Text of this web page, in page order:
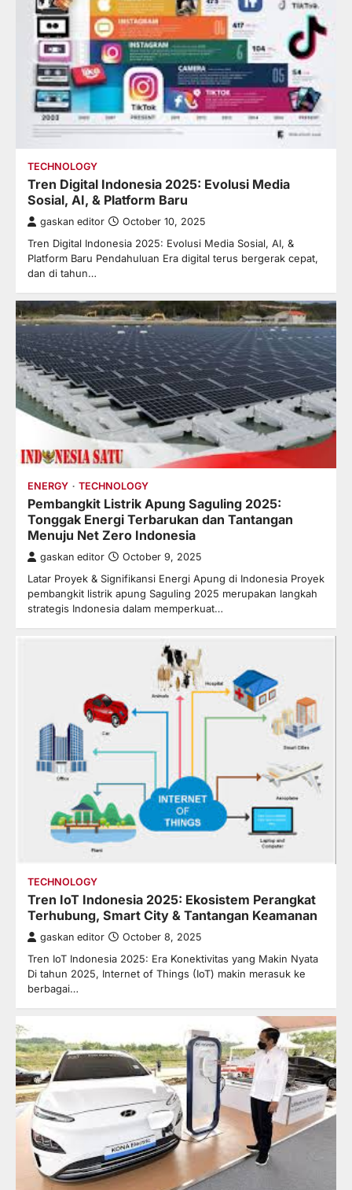
TECHNOLOGY
Tren Digital Indonesia 2025: Evolusi Media
Sosial, AI, & Platform Baru
gaskan editor October 10, 2025
Tren Digital Indonesia 2025: Evolusi Media Sosial, AI, &
Platform Baru Pendahuluan Era digital terus bergerak cepat,
dan di tahun…
ENERGY TECHNOLOGY
Pembangkit Listrik Apung Saguling 2025:
Tonggak Energi Terbarukan dan Tantangan
Menuju Net Zero Indonesia
gaskan editor October 9, 2025
Latar Proyek & Signifikansi Energi Apung di Indonesia Proyek
pembangkit listrik apung Saguling 2025 merupakan langkah
strategis Indonesia dalam memperkuat…
TECHNOLOGY
Tren IoT Indonesia 2025: Ekosistem Perangkat
Terhubung, Smart City & Tantangan Keamanan
gaskan editor October 8, 2025
Tren IoT Indonesia 2025: Era Konektivitas yang Makin Nyata
Di tahun 2025, Internet of Things (IoT) makin merasuk ke
berbagai…